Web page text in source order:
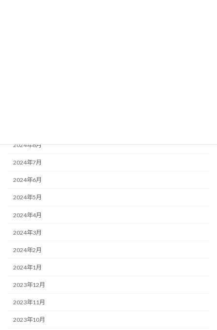
2024年8月
2024年7月
2024年6月
2024年5月
2024年4月
2024年3月
2024年2月
2024年1月
2023年12月
2023年11月
2023年10月